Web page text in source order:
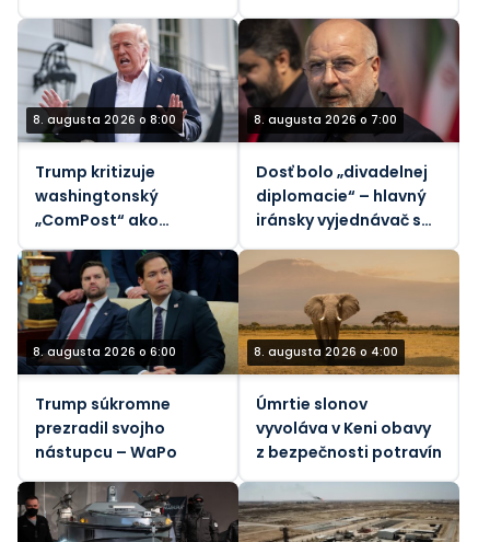
demokratickej
republike
8. augusta 2026 o 8:00
Trump kritizuje
washingtonský
„ComPost“ ako
„zradný“
8. augusta 2026 o 7:00
Dosť bolo „divadelnej
diplomacie“ – hlavný
iránsky vyjednávač s
Trumpom
8. augusta 2026 o 6:00
Trump súkromne
prezradil svojho
nástupcu – WaPo
8. augusta 2026 o 4:00
Úmrtie slonov
vyvoláva v Keni obavy
z bezpečnosti potravín